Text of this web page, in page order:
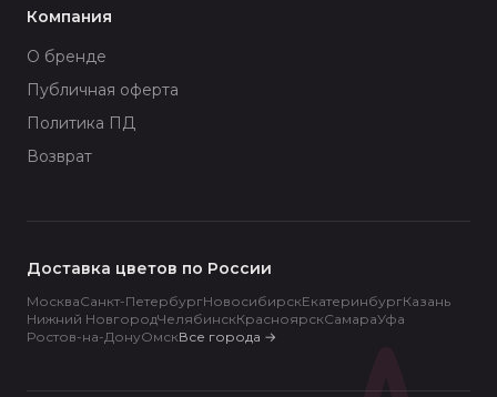
Компания
О бренде
Публичная оферта
Политика ПД
Возврат
Доставка цветов по России
МоскваСанкт-ПетербургНовосибирскЕкатеринбургКазань
Нижний НовгородЧелябинскКрасноярскСамараУфа
Ростов-на-ДонуОмскВсе города →